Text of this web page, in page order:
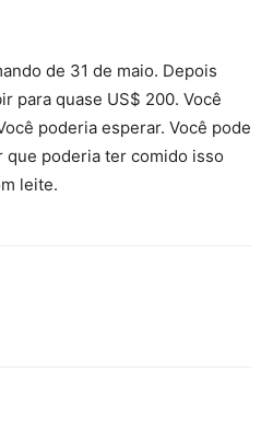
de 31 de maio. Depois
para quase US$ 200. Você
poderia esperar. Você pode
que poderia ter comido isso
leite.